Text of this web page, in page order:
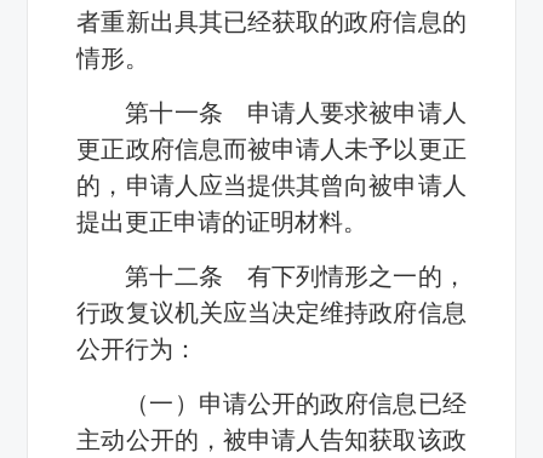
者重新出具其已经获取的政府信息的
情形。
第十一条 申请人要求被申请人
更正政府信息而被申请人未予以更正
的，申请人应当提供其曾向被申请人
提出更正申请的证明材料。
第十二条 有下列情形之一的，
行政复议机关应当决定维持政府信息
公开行为：
（一）申请公开的政府信息已经
主动公开的，被申请人告知获取该政